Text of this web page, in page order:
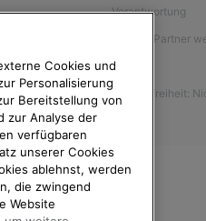
Verantwortung
Affiliate Partner
Presse
Barrierefreiheit:
Cookies und
Personalisierung
Bereitstellung von
zur Analyse der
verfügbaren
unserer Cookies
ablehnst, werden
die zwingend
Website